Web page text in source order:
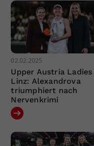
02.02.2025
Upper Austria Ladies
Linz: Alexandrova
triumphiert nach
Nervenkrimi